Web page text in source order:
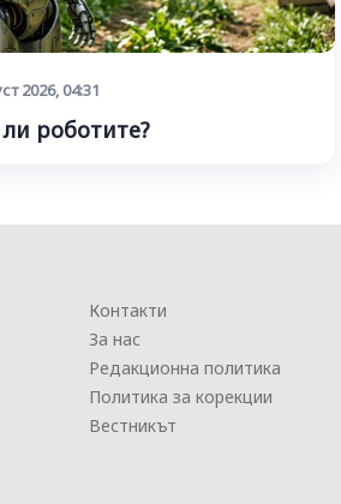
2026, 04:31
роботите?
Контакти
За нас
Редакционна политика
Политика за корекции
Вестникът